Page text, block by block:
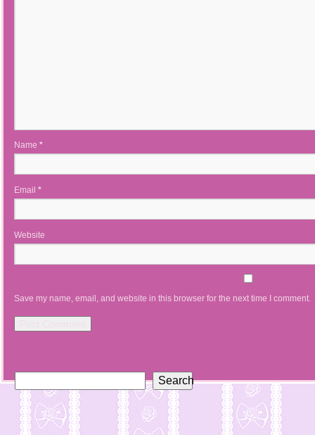
Name *
Email *
Website
Save my name, email, and website in this browser for the next time I comment.
Search